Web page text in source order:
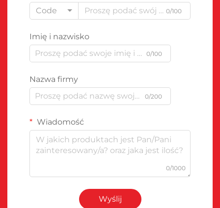
Code
0/100
Imię i nazwisko
0/100
Nazwa firmy
0/200
Wiadomość
0/1000
Wyślij